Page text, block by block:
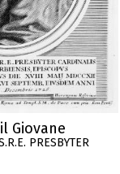
Giovane
PRESBYTER